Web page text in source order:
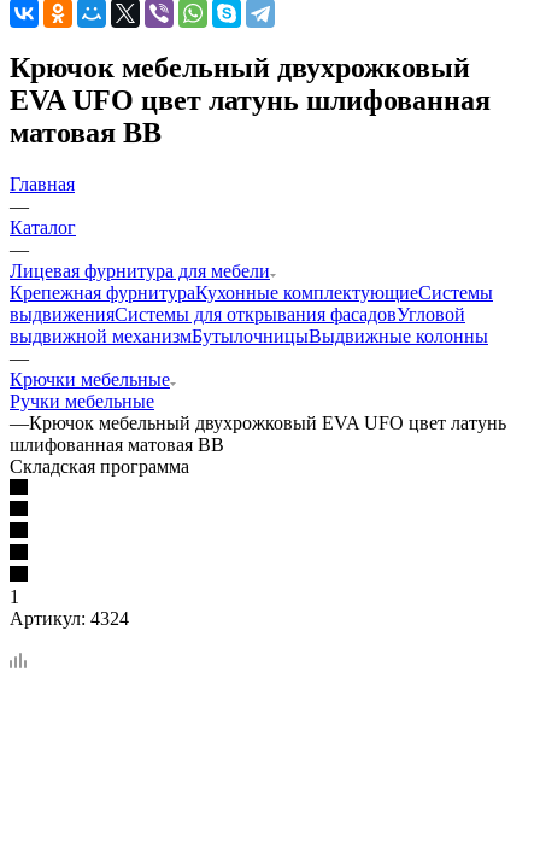
Крючок мебельный двухрожковый
EVA UFO цвет латунь шлифованная
матовая BB
Главная
—
Каталог
—
Лицевая фурнитура для мебели
Крепежная фурнитураКухонные комплектующиеСистемы
выдвиженияСистемы для открывания фасадовУгловой
выдвижной механизмБутылочницыВыдвижные колонны
—
Крючки мебельные
Ручки мебельные
—Крючок мебельный двухрожковый EVA UFO цвет латунь
шлифованная матовая BB
Складская программа
1
Артикул: 4324